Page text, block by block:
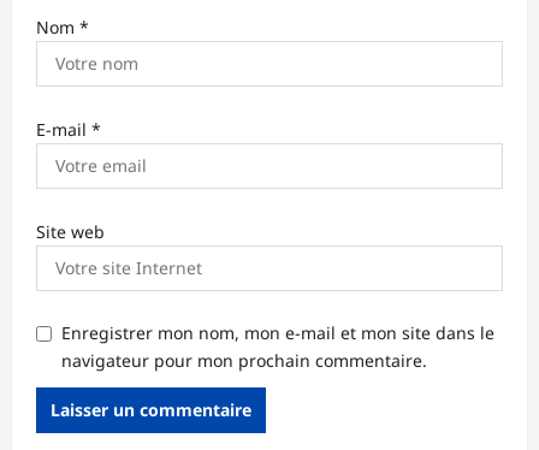
Nom *
E-mail *
Site web
Enregistrer mon nom, mon e-mail et mon site dans le
navigateur pour mon prochain commentaire.